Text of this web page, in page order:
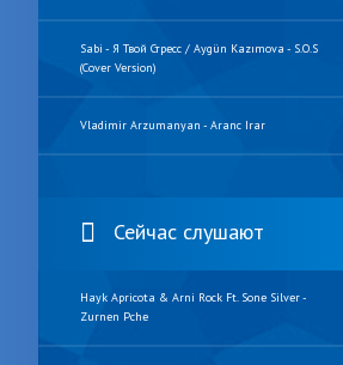
Sabi - Я Твой Стресс / Aygün Kazımova - S.O.S
(Cover Version)
Vladimir Arzumanyan - Aranc Irar
Сейчас слушают
Hayk Apricota & Arni Rock Ft. Sone Silver -
Zurnen Pche